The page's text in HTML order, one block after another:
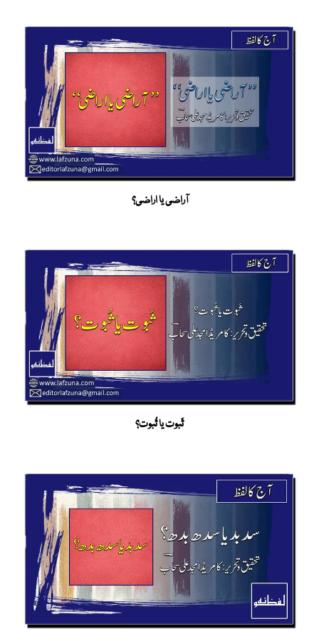
آراضی یا اراضی؟
ثَبوت یا ثُبوت؟